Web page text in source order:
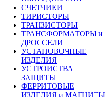
СЧЕТЧИКИ
ТИРИСТОРЫ
ТРАНЗИСТОРЫ
ТРАНСФОРМАТОРЫ и
ДРОССЕЛИ
УСТАНОВОЧНЫЕ
ИЗДЕЛИЯ
УСТРОЙСТВА
ЗАЩИТЫ
ФЕРРИТОВЫЕ
ИЗДЕЛИЯ и МАГНИТЫ